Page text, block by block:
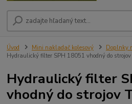
Úvod Mini nakladač kolesový
Doplnky
Hydraulický filter SPH 18051 vhodný do strojov
Hydraulický filter
vhodný do strojov